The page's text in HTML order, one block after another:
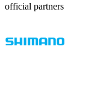
official partners